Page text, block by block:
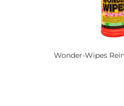
Wonder-​​Wipes